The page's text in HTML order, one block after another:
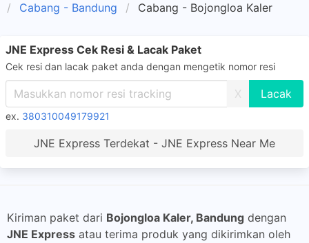
Cabang - Bandung
Cabang - Bojongloa Kaler
JNE Express Cek Resi & Lacak Paket
Cek resi dan lacak paket anda dengan mengetik nomor resi
X
ex. 380310049179921
JNE Express Terdekat - JNE Express Near Me
Kiriman paket dari Bojongloa Kaler, Bandung dengan
JNE Express atau terima produk yang dikirimkan oleh